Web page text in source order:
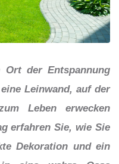
der Entspannung
Leinwand, auf der
Leben erwecken
erfahren Sie, wie Sie
Dekoration und ein